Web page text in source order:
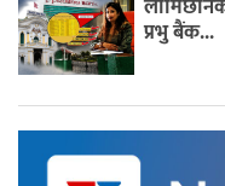
प्रभु बैंक...